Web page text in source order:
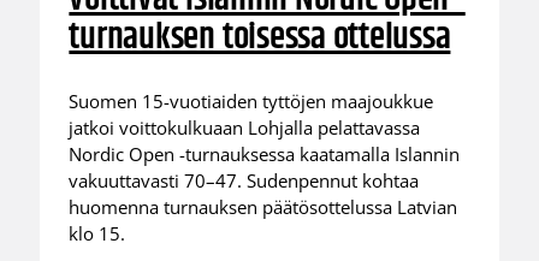
turnauksen toisessa ottelussa
Suomen 15-vuotiaiden tyttöjen maajoukkue
jatkoi voittokulkuaan Lohjalla pelattavassa
Nordic Open -turnauksessa kaatamalla Islannin
vakuuttavasti 70–47. Sudenpennut kohtaa
huomenna turnauksen päätösottelussa Latvian
klo 15.